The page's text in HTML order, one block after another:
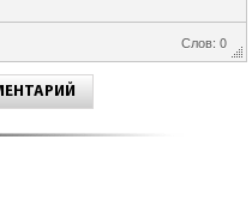
Слов: 0